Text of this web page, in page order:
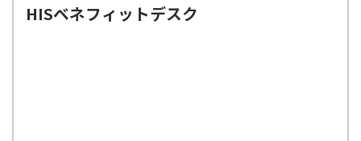
HISベネフィットデスク